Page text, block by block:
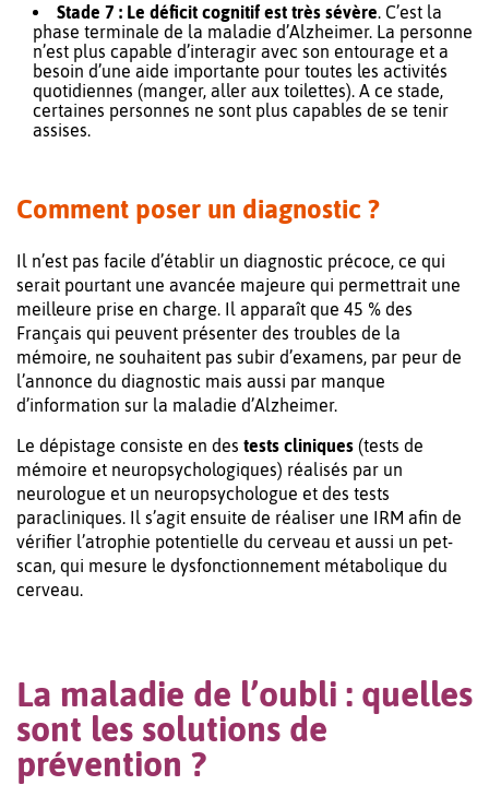
Stade 7 : Le déficit cognitif est très sévère . C’est la
phase terminale de la maladie d’Alzheimer. La personne
n’est plus capable d’interagir avec son entourage et a
besoin d’une aide importante pour toutes les activités
quotidiennes (manger, aller aux toilettes). A ce stade,
certaines personnes ne sont plus capables de se tenir
assises.
Comment poser un diagnostic ?
Il n’est pas facile d’établir un diagnostic précoce, ce qui
serait pourtant une avancée majeure qui permettrait une
meilleure prise en charge. Il apparaît que 45 % des
Français qui peuvent présenter des troubles de la
mémoire, ne souhaitent pas subir d’examens, par peur de
l’annonce du diagnostic mais aussi par manque
d’information sur la maladie d’Alzheimer.
Le dépistage consiste en des tests cliniques (tests de
mémoire et neuropsychologiques) réalisés par un
neurologue et un neuropsychologue et des tests
paracliniques. Il s’agit ensuite de réaliser une IRM afin de
vérifier l’atrophie potentielle du cerveau et aussi un pet-
scan, qui mesure le dysfonctionnement métabolique du
cerveau.
La maladie de l’oubli : quelles
sont les solutions de
prévention ?